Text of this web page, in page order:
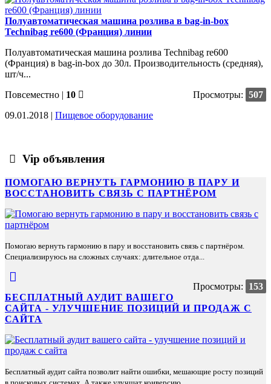
Полуавтоматическая машина розлива в bag-in-box
Technibag re600 (Франция) линии
Полуавтоматическая машина розлива Technibag re600
(Франция) в bag-in-box до 30л. Производительность (средняя),
шт/ч...
Повсеместно | 10 Просмотры: 507
09.01.2018 | Пищевое оборудование
Vip объявления
ПОМОГАЮ ВЕРНУТЬ ГАРМОНИЮ В ПАРУ И
ВОССТАНОВИТЬ СВЯЗЬ С ПАРТНЁРОМ
Помогаю вернуть гармонию в пару и восстановить связь с партнёром.
Специализируюсь на сложных случаях: длительное отда...
Просмотры:
153
БЕСПЛАТНЫЙ АУДИТ ВАШЕГО
САЙТА - УЛУЧШЕНИЕ ПОЗИЦИЙ И ПРОДАЖ С
САЙТА
Бесплатный аудит сайта позволит найти ошибки, мешающие росту позиций